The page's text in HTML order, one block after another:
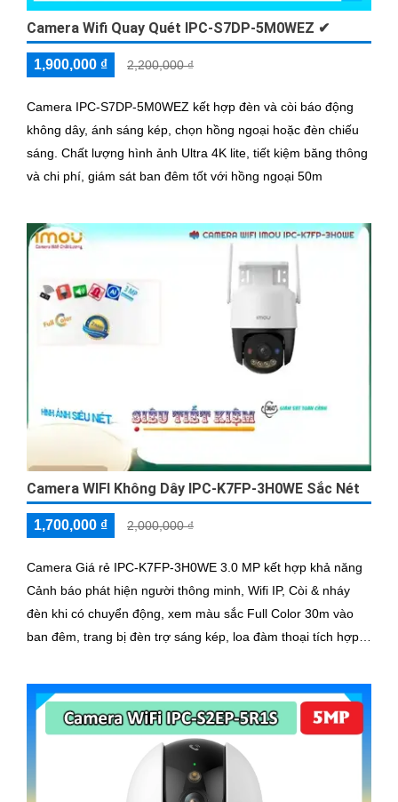
Camera Wifi Quay Quét IPC-S7DP-5M0WEZ ✔
1,900,000 ₫ 2,200,000 ₫
Camera IPC-S7DP-5M0WEZ kết hợp đèn và còi báo động
không dây, ánh sáng kép, chọn hồng ngoại hoặc đèn chiếu
sáng. Chất lượng hình ảnh Ultra 4K lite, tiết kiệm băng thông
và chi phí, giám sát ban đêm tốt với hồng ngoại 50m
Camera WIFI Không Dây IPC-K7FP-3H0WE Sắc Nét
1,700,000 ₫ 2,000,000 ₫
Camera Giá rẻ IPC-K7FP-3H0WE 3.0 MP kết hợp khả năng
Cảnh báo phát hiện người thông minh, Wifi IP, Còi & nháy
đèn khi có chuyển động, xem màu sắc Full Color 30m vào
ban đêm, trang bị đèn trợ sáng kép, loa đàm thoại tích hợp,